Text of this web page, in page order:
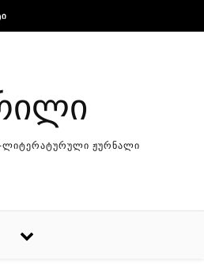
ლიტერატურული ჟურნალი